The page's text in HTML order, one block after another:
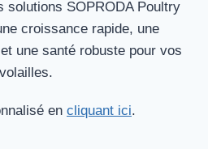
solutions SOPRODA Poultry
croissance rapide, une
une santé robuste pour vos
volailles.
en cliquant ici.